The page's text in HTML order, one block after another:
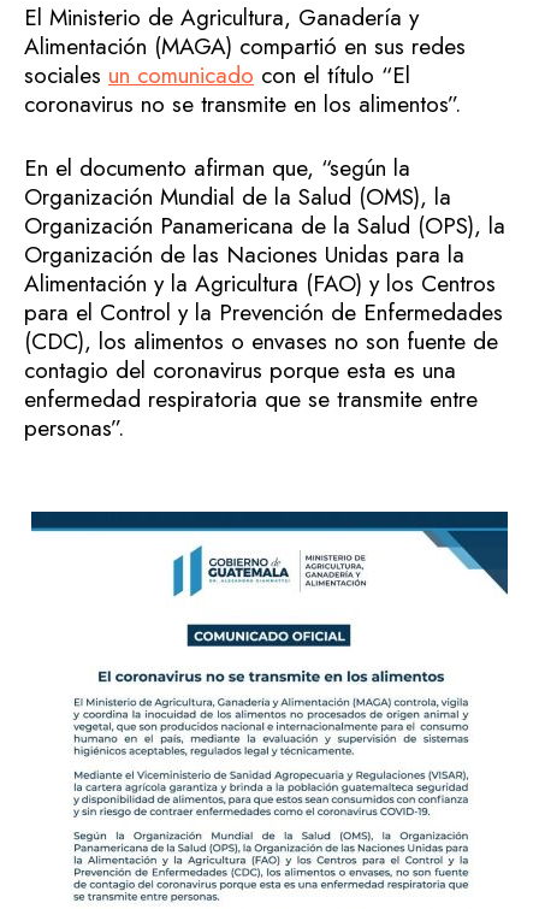
El Ministerio de Agricultura, Ganadería y
Alimentación (MAGA) compartió en sus redes
sociales un comunicado con el título “El
coronavirus no se transmite en los alimentos”.
En el documento afirman que, “según la
Organización Mundial de la Salud (OMS), la
Organización Panamericana de la Salud (OPS), la
Organización de las Naciones Unidas para la
Alimentación y la Agricultura (FAO) y los Centros
para el Control y la Prevención de Enfermedades
(CDC), los alimentos o envases no son fuente de
contagio del coronavirus porque esta es una
enfermedad respiratoria que se transmite entre
personas”.